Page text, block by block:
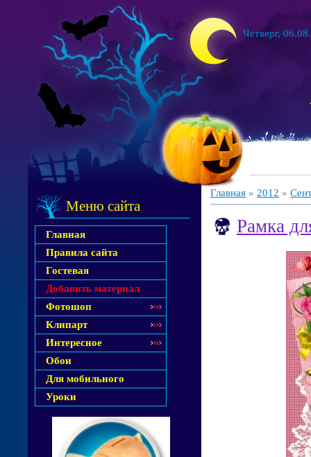
Четверг,
Меню сайта
Главная
Правила сайта
Гостевая
Добавить материал
Фотошоп
Клипарт
Интересное
Обои
Для мобильного
Уроки
Главная » 2012 »
Рамка